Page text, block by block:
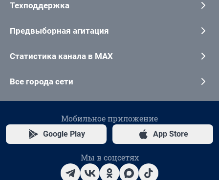
Техподдержка
Предвыборная агитация
Статистика канала в MAX
Все города сети
Мобильное приложение
Google Play App Store
Мы в соцсетях